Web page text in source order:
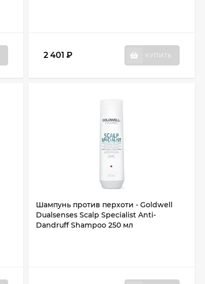
2 401 ₽ КУПИТЬ
Шампунь против перхоти - Goldwell
Dualsenses Scalp Specialist Anti-
Dandruff Shampoo 250 мл